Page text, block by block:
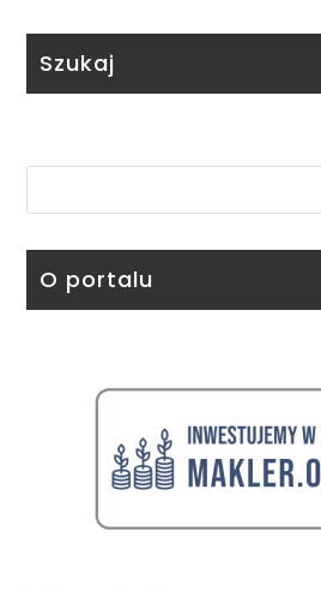
Szukaj
O portalu